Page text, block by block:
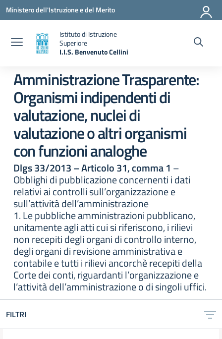
Vai ai contenuti
Vai al menu di navigazione
Vai al footer
Ministero dell'Istruzione e del Merito
Istituto di Istruzione
Superiore
I.I.S. Benvenuto Cellini
Amministrazione Trasparente:
Organismi indipendenti di
valutazione, nuclei di
valutazione o altri organismi
con funzioni analoghe
Dlgs 33/2013 – Articolo 31, comma 1 –
Obblighi di pubblicazione concernenti i dati
relativi ai controlli sull’organizzazione e
sull’attività dell’amministrazione
1. Le pubbliche amministrazioni pubblicano,
unitamente agli atti cui si riferiscono, i rilievi
non recepiti degli organi di controllo interno,
degli organi di revisione amministrativa e
contabile e tutti i rilievi ancorchè recepiti della
Corte dei conti, riguardanti l’organizzazione e
l’attività dell’amministrazione o di singoli uffici.
FILTRI